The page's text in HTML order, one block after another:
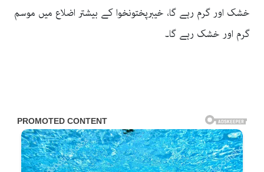
خشک اور گرم رہے گا، خیبرپختونخوا کے بیشتر اضلاع میں موسم
گرم اور خشک رہے گا۔